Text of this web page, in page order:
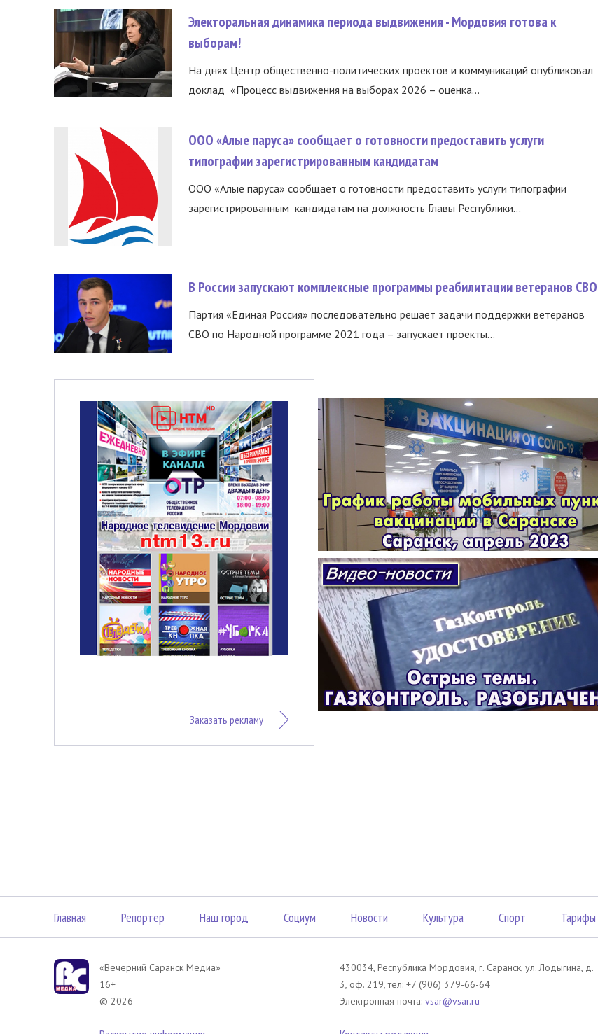
Электоральная динамика периода выдвижения - Мордовия готова к
выборам!
На днях Центр общественно-политических проектов и коммуникаций опубликовал
доклад «Процесс выдвижения на выборах 2026 – оценка...
ООО «Алые паруса» сообщает о готовности предоставить услуги
типографии зарегистрированным кандидатам
ООО «Алые паруса» сообщает о готовности предоставить услуги типографии
зарегистрированным кандидатам на должность Главы Республики...
В России запускают комплексные программы реабилитации ветеранов СВО
Партия «Единая Россия» последовательно решает задачи поддержки ветеранов
СВО по Народной программе 2021 года – запускает проекты...
Заказать рекламу
Главная Репортер Наш город Социум Новости Культура Спорт Тарифы
«Вечерний Саранск Mедиа»
16+
© 2026
430034, Республика Мордовия, г. Саранск, ул. Лодыгина, д.
3, оф. 219, тел: +7 (906) 379-66-64
Электронная почта: vsar@vsar.ru